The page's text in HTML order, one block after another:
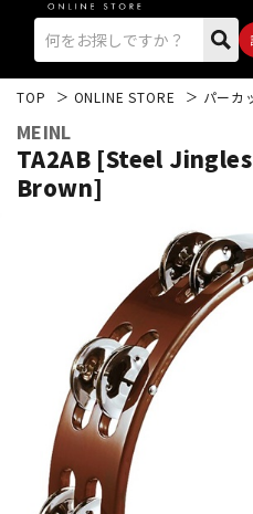
ベース
ドラム
キーボード
TOP ONLINE STORE パーカ
MEINL
TA2AB [Steel
Brown]